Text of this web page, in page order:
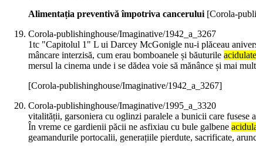
Alimentația preventivă împotriva cancerului [Corola-
Corola-publishinghouse/Imaginative/1942_a_3267
1tc "Capitolul 1" L ui Darcey McGonigle nu-i plăceau
mâncare interzisă, cum erau bomboanele și băuturile acidulate
mersul la cinema unde i se dădea voie să mănânce și mai
[Corola-publishinghouse/Imaginative/1942_a_3267]
Corola-publishinghouse/Imaginative/1995_a_3320
vitalității, garsoniera cu oglinzi paralele a bunicii care fusese
În vreme ce gardienii păcii ne asfixiau cu bule galbene
geamandurile portocalii, generațiile pierdute, sacrificate,